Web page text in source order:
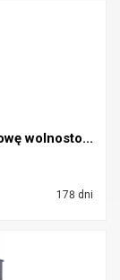
wolnosto...
178 dni